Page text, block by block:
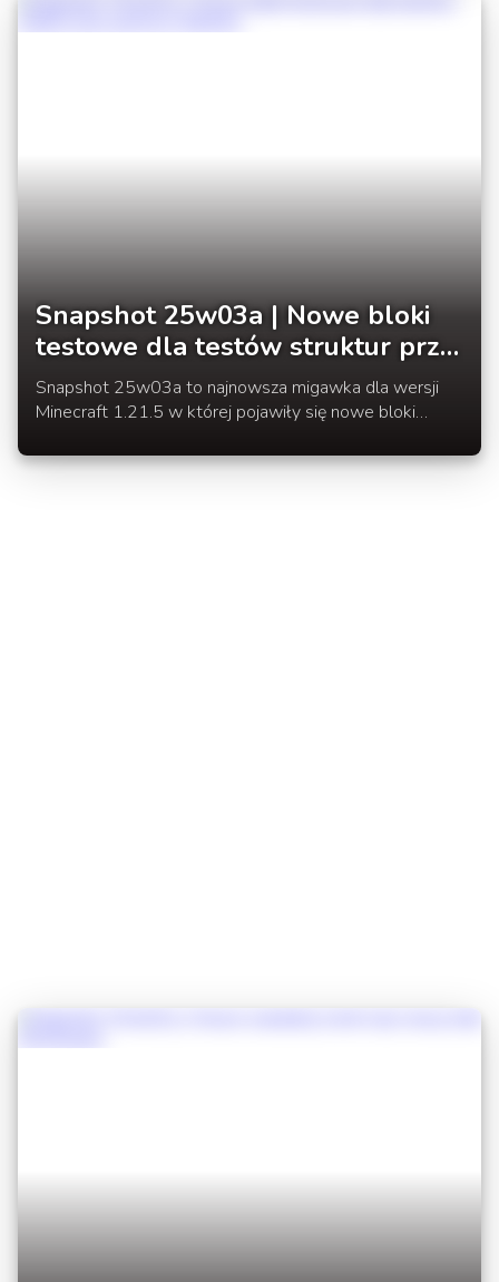
Snapshot 25w03a | Nowe bloki
testowe dla testów struktur przy
pomocy bloków
Snapshot 25w03a to najnowsza migawka dla wersji
Minecraft 1.21.5 w której pojawiły się nowe bloki